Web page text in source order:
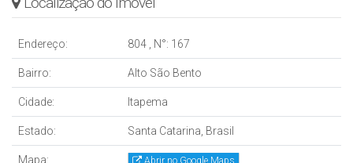
Endereço: 804 N°: 167
Bairro: Alto São Bento
Cidade: Itapema
Estado: Santa Catarina, Brasil
Mapa: